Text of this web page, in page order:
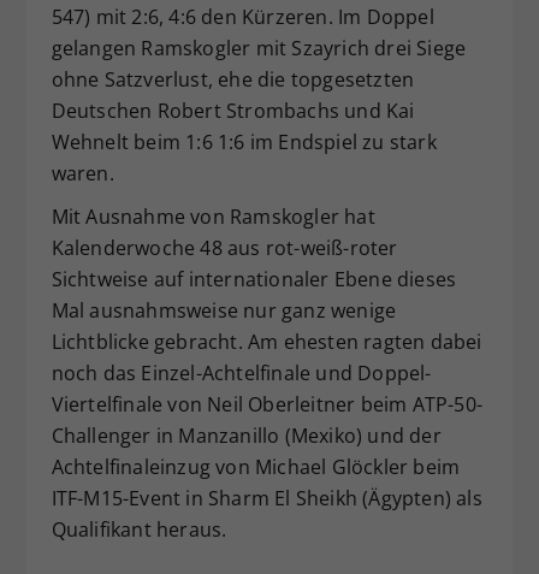
547) mit 2:6, 4:6 den Kürzeren. Im Doppel
gelangen Ramskogler mit Szayrich drei Siege
ohne Satzverlust, ehe die topgesetzten
Deutschen Robert Strombachs und Kai
Wehnelt beim 1:6 1:6 im Endspiel zu stark
waren.
Mit Ausnahme von Ramskogler hat
Kalenderwoche 48 aus rot-weiß-roter
Sichtweise auf internationaler Ebene dieses
Mal ausnahmsweise nur ganz wenige
Lichtblicke gebracht. Am ehesten ragten dabei
noch das Einzel-Achtelfinale und Doppel-
Viertelfinale von Neil Oberleitner beim ATP-50-
Challenger in Manzanillo (Mexiko) und der
Achtelfinaleinzug von Michael Glöckler beim
ITF-M15-Event in Sharm El Sheikh (Ägypten) als
Qualifikant heraus.